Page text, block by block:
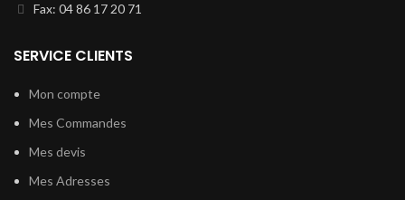
Fax: 04 86 17 20 71
SERVICE CLIENTS
Mon compte
Mes Commandes
Mes devis
Mes Adresses